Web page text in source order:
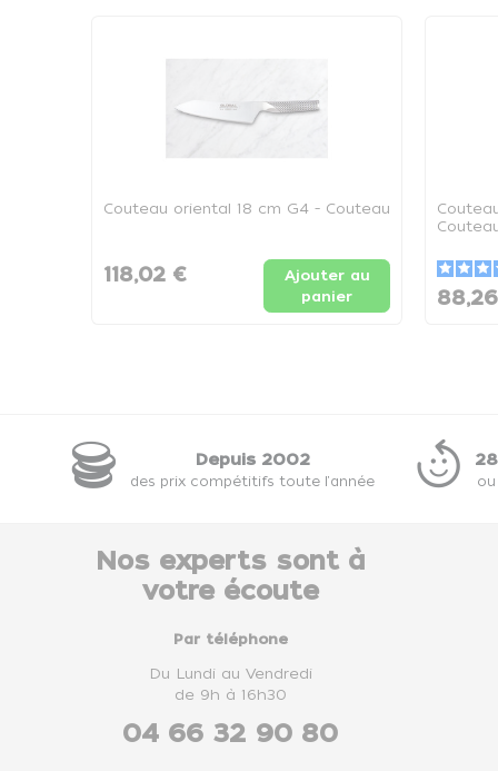
Couteau oriental 18 cm G4 - Couteau
118,02 €
Ajouter au
panier
Depuis 2002
des prix compétitifs toute l'année
Nos experts sont à
votre écoute
Par téléphone
Du Lundi au Vendredi
de 9h à 16h30
04 66 32 90 80